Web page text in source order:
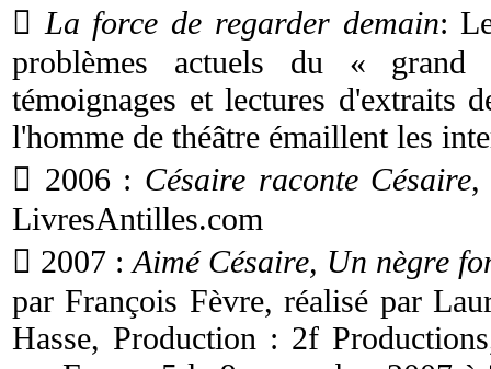
 La force de regarder demain:
problèmes actuels du «
témoignages et lectures d'extraits
l'homme de théâtre émaillent les
 2006 : Césaire raconte Césaire,
LivresAntilles.com
 2007 : Aimé Césaire, Un nègre
par François Fèvre, réalisé par
Hasse, Production : 2f